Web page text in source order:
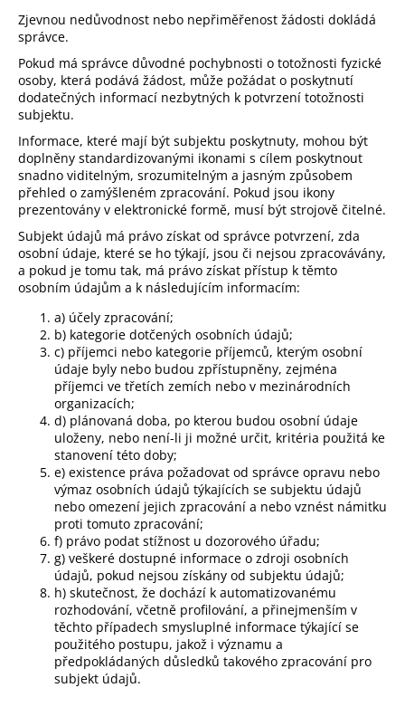
Zjevnou nedůvodnost nebo nepřiměřenost žádosti dokládá
správce.
Pokud má správce důvodné pochybnosti o totožnosti fyzické
osoby, která podává žádost, může požádat o poskytnutí
dodatečných informací nezbytných k potvrzení totožnosti
subjektu.
Informace, které mají být subjektu poskytnuty, mohou být
doplněny standardizovanými ikonami s cílem poskytnout
snadno viditelným, srozumitelným a jasným způsobem
přehled o zamýšleném zpracování. Pokud jsou ikony
prezentovány v elektronické formě, musí být strojově čitelné.
Subjekt údajů má právo získat od správce potvrzení, zda
osobní údaje, které se ho týkají, jsou či nejsou zpracovávány,
a pokud je tomu tak, má právo získat přístup k těmto
osobním údajům a k následujícím informacím:
a) účely zpracování;
b) kategorie dotčených osobních údajů;
c) příjemci nebo kategorie příjemců, kterým osobní
údaje byly nebo budou zpřístupněny, zejména
příjemci ve třetích zemích nebo v mezinárodních
organizacích;
d) plánovaná doba, po kterou budou osobní údaje
uloženy, nebo není-li ji možné určit, kritéria použitá ke
stanovení této doby;
e) existence práva požadovat od správce opravu nebo
výmaz osobních údajů týkajících se subjektu údajů
nebo omezení jejich zpracování a nebo vznést námitku
proti tomuto zpracování;
f) právo podat stížnost u dozorového úřadu;
g) veškeré dostupné informace o zdroji osobních
údajů, pokud nejsou získány od subjektu údajů;
h) skutečnost, že dochází k automatizovanému
rozhodování, včetně profilování, a přinejmenším v
těchto případech smysluplné informace týkající se
použitého postupu, jakož i významu a
předpokládaných důsledků takového zpracování pro
subjekt údajů.